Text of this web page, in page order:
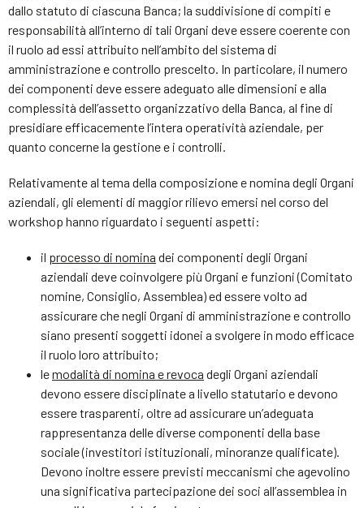
dallo statuto di ciascuna Banca; la suddivisione di compiti e
responsabilità all’interno di tali Organi deve essere coerente con
il ruolo ad essi attribuito nell’ambito del sistema di
amministrazione e controllo prescelto. In particolare, il numero
dei componenti deve essere adeguato alle dimensioni e alla
complessità dell’assetto organizzativo della Banca, al fine di
presidiare efficacemente l’intera operatività aziendale, per
quanto concerne la gestione e i controlli.
Relativamente al tema della composizione e nomina degli Organi
aziendali, gli elementi di maggior rilievo emersi nel corso del
workshop hanno riguardato i seguenti aspetti:
il processo di nomina dei componenti degli Organi
aziendali deve coinvolgere più Organi e funzioni (Comitato
nomine, Consiglio, Assemblea) ed essere volto ad
assicurare che negli Organi di amministrazione e controllo
siano presenti soggetti idonei a svolgere in modo efficace
il ruolo loro attribuito;
lemodalità di nomina e revoca degli Organi aziendali
devono essere disciplinate a livello statutario e devono
essere trasparenti, oltre ad assicurare un’adeguata
rappresentanza delle diverse componenti della base
sociale (investitori istituzionali, minoranze qualificate).
Devono inoltre essere previsti meccanismi che agevolino
una significativa partecipazione dei soci all’assemblea in